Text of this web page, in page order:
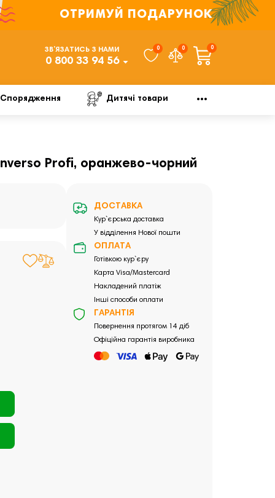
ОТРИМУЙ ПОДАРУНОК
ЗВ’ЯЗАТИСЬ З НАМИ
0 800 33 94 56
0 0 0
Спорядження Дитячі товари
Inverso Profi, оранжево-чорний
ДОСТАВКА
Кур`єрська доставка
У відділення Нової пошти
ОПЛАТА
Готівкою кур`єру
Карта Visa/Mastercard
Накладений платіж
Інші способи оплати
ГАРАНТІЯ
Повернення протягом 14 діб
Офіційна гарантія виробника